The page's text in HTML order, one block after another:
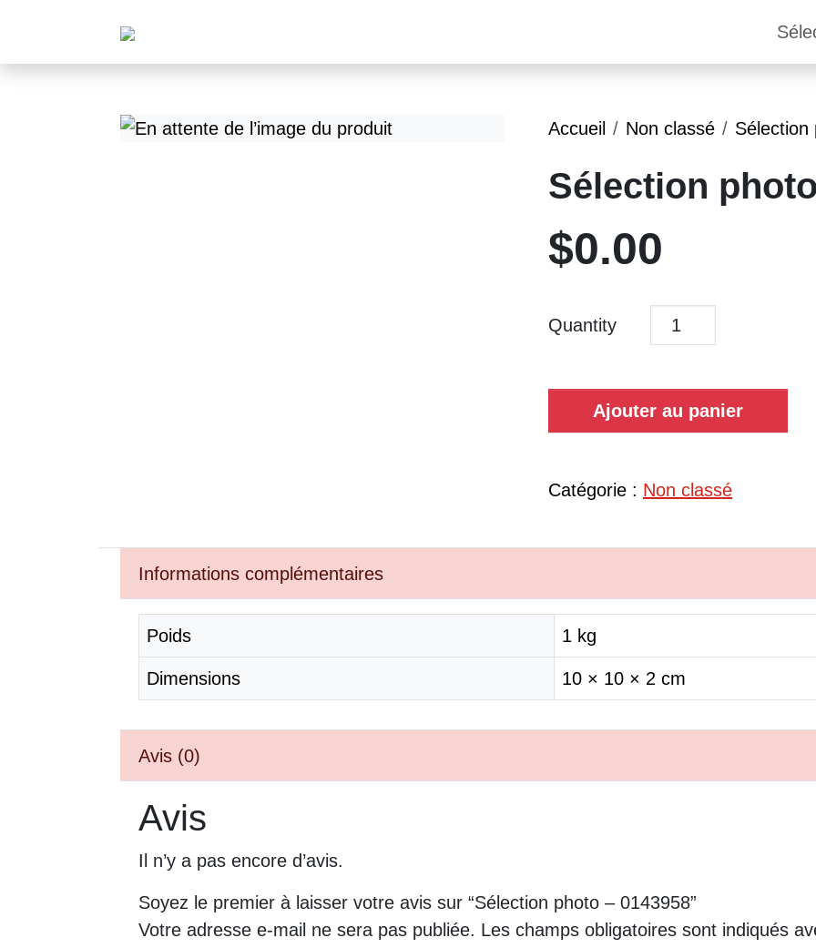
Accueil Non classé Sélection
Sélection
$0.00
Quantity
Ajouter au panier
Catégorie : Non classé
Informations complémentaires
Poids 1 kg
Dimensions 10 × 10 × 2 cm
Avis (0)
Avis
Il n’y a pas encore d’avis.
Soyez le premier à laisser votre avis sur “Sélection photo – 0143958”
Votre adresse e-mail ne sera pas publiée. Les champs obligatoires sont indiqués